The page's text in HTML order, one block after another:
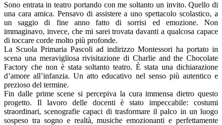
Sono entrata in teatro portando con me soltanto un invito. Quello di
una cara amica. Pensavo di assistere a uno spettacolo scolastico, a
un saggio di fine anno fatto di sorrisi ed emozione. Non
immaginavo, invece, che mi sarei trovata davanti a qualcosa capace
di toccare corde molto più profonde.
La Scuola Primaria Pascoli ad indirizzo Montessori ha portato in
scena una meravigliosa rivisitazione di Charlie and the Chocolate
Factory che non è stata soltanto teatro. È stata una dichiarazione
d’amore all’infanzia. Un atto educativo nel senso più autentico e
prezioso del termine.
Fin dalle prime scene si percepiva la cura immensa dietro questo
progetto. Il lavoro delle docenti è stato impeccabile: costumi
straordinari, scenografie capaci di trasformare il palco in un luogo
sospeso tra sogno e realtà, musiche emozionanti e perfettamente